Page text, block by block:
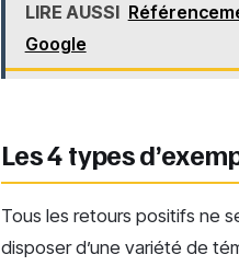
LIRE AUSSI
Google
Les 4 types
Tous les retours positifs ne
disposer d’une variété de